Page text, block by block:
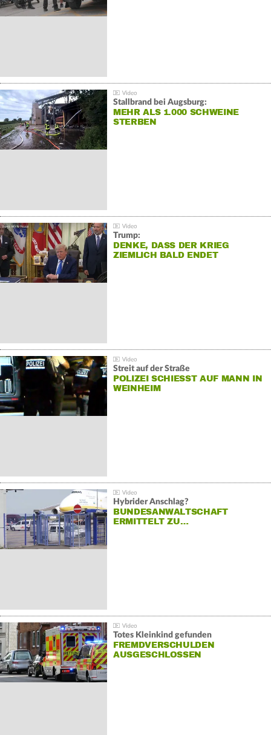
Stallbrand bei Augsburg:
MEHR ALS 1.000 SCHWEINE
STERBEN
Trump:
DENKE, DASS DER KRIEG
ZIEMLICH BALD ENDET
Streit auf der Straße
POLIZEI SCHIESST AUF MANN IN W
EINHEIM
Hybrider Anschlag?
BUNDESANWALTSCHAFT
ERMITTELT ZU…
Totes Kleinkind gefunden
FREMDVERSCHULDEN
AUSGESCHLOSSEN